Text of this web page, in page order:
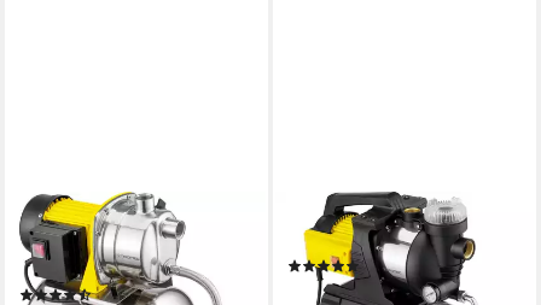
TROTEC
Hauswasserwerk TGP 1025
ES
(6)
TROTEC
Hauswasserwerk TGP 1050 E
(1)
166,99 € UVP 199,99 €